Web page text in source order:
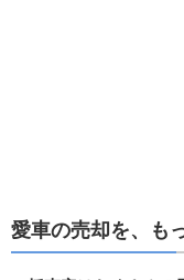
愛車の売却を、も